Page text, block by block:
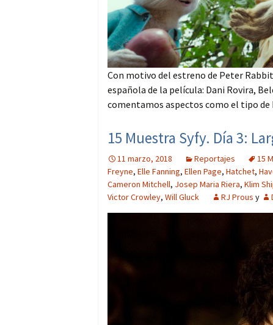
Con motivo del estreno de Peter
española de la película: Dani Rovira,
comentamos aspectos como el tipo de
15 Muestra Syfy. Día 3:
11 marzo, 2018 Reportajes 15
Freyne, Elle Fanning, Ellen Page, Hatchet,
Cameron Mitchell, Josep Maria Riera, Klim
Victor Crowley, Will Gluck RJ Prous y